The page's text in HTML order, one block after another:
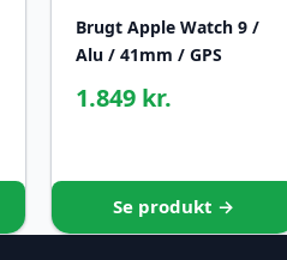
Brugt Apple Watch 9 /
Alu / 41mm / GPS
1.849 kr.
Se produkt →